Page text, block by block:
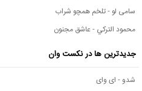
سامی لو - تلخم همچو شراب
محمود التركي - عاشق مجنون
جدیدترین ها در نکست وان
شدو - ای وای